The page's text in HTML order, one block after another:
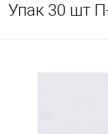
Упак 30 шт